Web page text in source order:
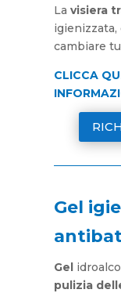
La visiera
cambiare
CLICCA
Gel
Gel
pulizia